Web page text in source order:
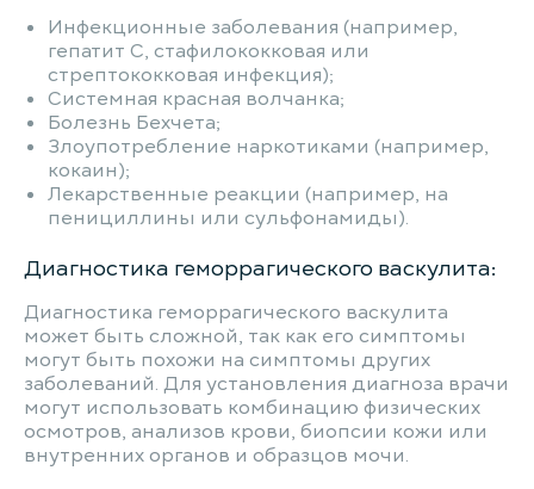
Инфекционные заболевания (например,
гепатит C, стафилококковая или
стрептококковая инфекция);
Системная красная волчанка;
Болезнь Бехчета;
Злоупотребление наркотиками (например,
кокаин);
Лекарственные реакции (например, на
пенициллины или сульфонамиды).
Диагностика геморрагического васкулита:
Диагностика геморрагического васкулита
может быть сложной, так как его симптомы
могут быть похожи на симптомы других
заболеваний. Для установления диагноза врачи
могут использовать комбинацию физических
осмотров, анализов крови, биопсии кожи или
внутренних органов и образцов мочи.